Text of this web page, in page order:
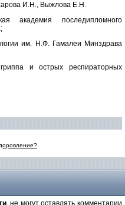
И.Н., Выжлова Е.Н.
академия последипломного
им. Н.Ф. Гамалеи Минздрава
и острых респираторных
, не могут оставлять комментарии